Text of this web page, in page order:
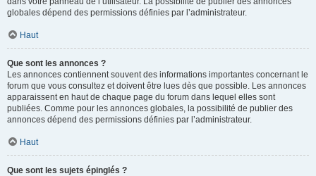
globales dépend des permissions définies par l’administrateur.
Haut
Que sont les annonces ?
Les annonces contiennent souvent des informations importantes concernant le
forum que vous consultez et doivent être lues dès que possible. Les annonces
apparaissent en haut de chaque page du forum dans lequel elles sont
publiées. Comme pour les annonces globales, la possibilité de publier des
annonces dépend des permissions définies par l’administrateur.
Haut
Que sont les sujets épinglés ?